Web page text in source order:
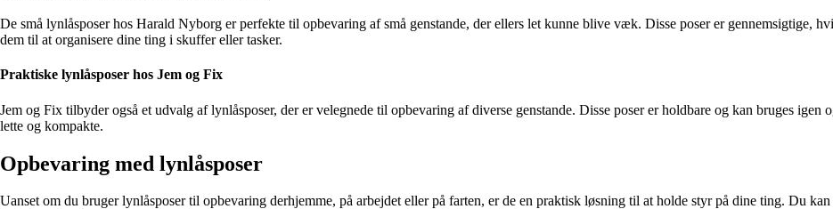
De små lynlåsposer hos Harald Nyborg er perfekte til opbevaring af små genstande, der ellers let kunne blive væk. Disse poser er gennemsigtige,
dem til at organisere dine ting i skuffer eller tasker.
Praktiske lynlåsposer hos Jem og Fix
Jem og Fix tilbyder også et udvalg af lynlåsposer, der er velegnede til opbevaring af diverse genstande. Disse poser er holdbare og kan bruges igen
lette og kompakte.
Opbevaring med lynlåsposer
Uanset om du bruger lynlåsposer til opbevaring derhjemme, på arbejdet eller på farten, er de en praktisk løsning til at holde styr på dine ting. Du